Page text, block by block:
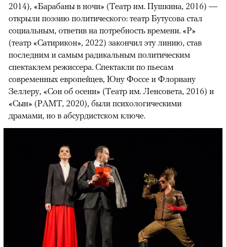
2014), «Барабаны в ночи» (Театр им. Пушкина, 2016) —
открыли поэзию политического: театр Бутусова стал
социальным, ответив на потребность времени. «Р»
(театр «Сатирикон», 2022) закончил эту линию, став
последним и самым радикальным политическим
спектаклем режиссера. Спектакли по пьесам
современных европейцев, Юну Фоссе и Флориану
Зеллеру, «Сон об осени» (Театр им. Ленсовета, 2016) и
«Сын» (РАМТ, 2020), были психологическими
драмами, но в абсурдистском ключе.